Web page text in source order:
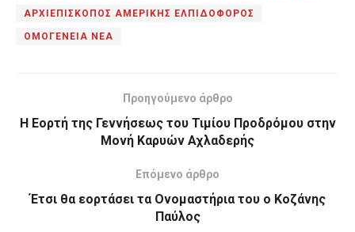
ΑΡΧΙΕΠΙΣΚΟΠΟΣ ΑΜΕΡΙΚΗΣ ΕΛΠΙΔΟΦΟΡΟΣ
ΟΜΟΓΕΝΕΙΑ ΝΕΑ
Προηγούμενο άρθρο
Η Εορτή της Γεννήσεως του Τιμίου Προδρόμου στην
Μονή Καρυών Αχλαδερής
Επόμενο άρθρο
Έτσι θα εορτάσει τα Ονομαστήρια του ο Κοζάνης
Παύλος